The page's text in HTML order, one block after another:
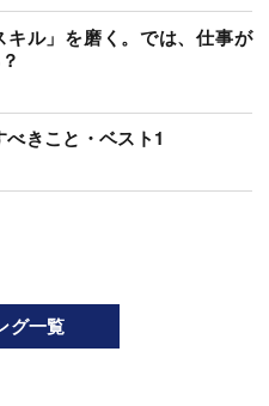
ル」を磨く。では、仕事が
きこと・ベスト1
グ一覧